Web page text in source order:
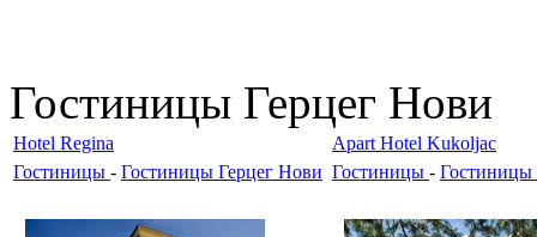
Гостиницы Герцег Нови
Hotel Regina
Гостиницы - Гостиницы Герцег Нови
Apart Hotel Kukoljac
Гостиницы - Гостиницы